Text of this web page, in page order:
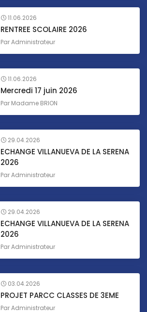
11.06.2026
RENTREE SCOLAIRE 2026
ParAdministrateur
11.06.2026
Mercredi 17 juin 2026
Par Madame BRION
29.04.2026
ECHANGE VILLANUEVA DE LA SERENA
2026
ParAdministrateur
29.04.2026
ECHANGE VILLANUEVA DE LA SERENA
2026
ParAdministrateur
03.04.2026
PROJET PARCC CLASSES DE 3EME
ParAdministrateur